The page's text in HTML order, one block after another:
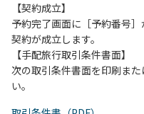
【契約成立】
予約完了画面に［予約番号
契約が成立します。
【手配旅行取引条件書面】
次の取引条件書面を印刷ま
い。